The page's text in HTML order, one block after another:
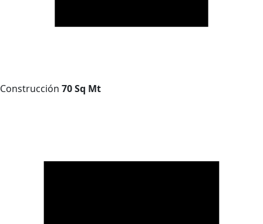
Construcción 70 Sq Mt